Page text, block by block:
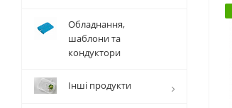
Обладнання,
шаблони та
кондуктори
Інші продукти